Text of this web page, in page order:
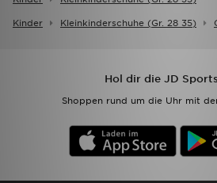
Kinder Kleinkinderschuhe (gr. 28 35)
Hol dir die JD
Shoppen rund um die Uhr mit